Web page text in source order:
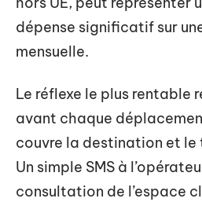
dépense significatif sur
mensuelle.
Le réflexe le plus rentable
avant chaque
couvre la destination et le
Un simple SMS à
consultation de l’espace